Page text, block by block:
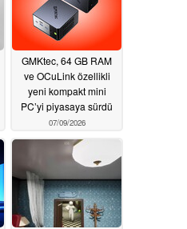
GMKtec, 64 GB RAM
ve OCuLink özellikli
yeni kompakt mini
PC’yi piyasaya sürdü
07/09/2026